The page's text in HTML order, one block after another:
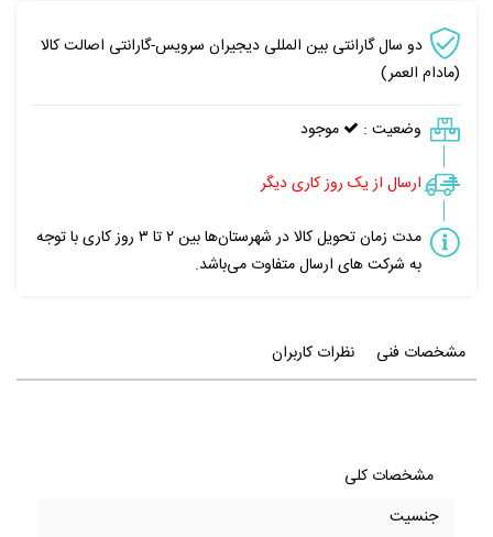
دو سال گارانتی بین المللی دیجیران سرویس-گارانتی اصالت کالا
(مادام العمر)
وضعیت : موجود
ارسال از یک روز کاری دیگر
مدت زمان تحویل کالا در شهرستان‌ها بین ۲ تا ۳ روز کاری با توجه
به شرکت های ارسال متفاوت می‌باشد.
مشخصات فنی نظرات کاربران
مشخصات کلی
جنسیت